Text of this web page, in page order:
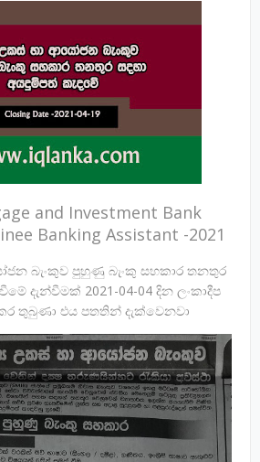
and Investment Bank
Banking Assistant -2021
බැංකුව පුහුණු බැංකු සහකාර තනතුර
දැන්වීමක් 2021-04-04 දින ලංකාදීප
තුබුණා එය පතතින් දැක්වෙනවා